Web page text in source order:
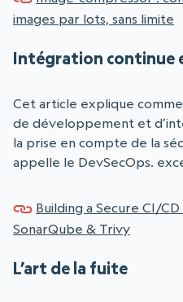
images par lots, sans limite
Intégration continue
Cet article explique
de développement et
la prise en compte de la
appelle le DevSecOps.
Building a Secure CI/
SonarQube & Trivy
L’art de la fuite